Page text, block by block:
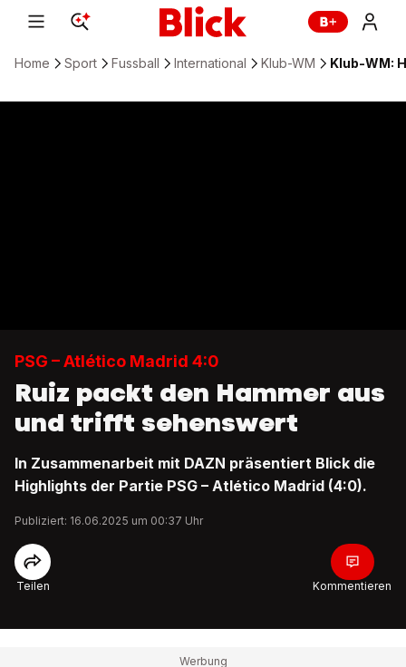
Home Sport Fussball International Klub-WM Klub-WM:
PSG – Atlético Madrid 4:0
Ruiz packt den Hammer aus
und trifft sehenswert
In Zusammenarbeit mit DAZN präsentiert Blick die
Highlights der Partie PSG – Atlético Madrid (4:0).
Publiziert: 16.06.2025 um 00:37 Uhr
Teilen Kommentieren